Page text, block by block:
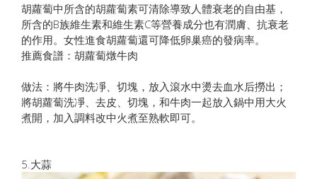
胡蘿蔔中所含的胡蘿蔔素可清除導致人體衰老的自由基，
所含的B族維生素和維生素C等營養成分也有潤膚、抗衰老
的作用。女性進食胡蘿蔔還可降低卵巢癌的發病率。
推薦食譜：胡蘿蔔燉牛肉
做法：將牛肉洗凈、切塊，放入滾水中燙去血水后撈出；
將胡蘿蔔洗凈、去皮、切塊，和牛肉一起放入鍋中用大火
煮開，加入調料改中火煮至熟軟即可。
5.大蒜